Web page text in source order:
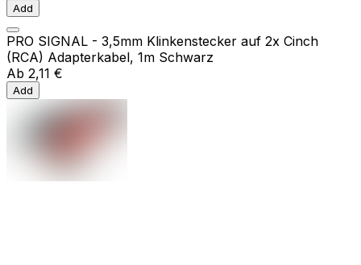
Add
PRO SIGNAL - 3,5mm Klinkenstecker auf 2x Cinch
(RCA) Adapterkabel, 1m Schwarz
Ab 2,11 €
Add